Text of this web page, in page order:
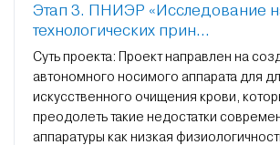
Этап 3. ПНИЭР «Исследование
технологических прин...
Суть проекта: Проект направлен на
автономного носимого аппарата для
искусственного очищения крови,
преодолеть такие недостатки
аппаратуры как низкая